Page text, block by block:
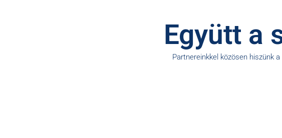
Együtt a
Partnereinkkel közösen hiszünk